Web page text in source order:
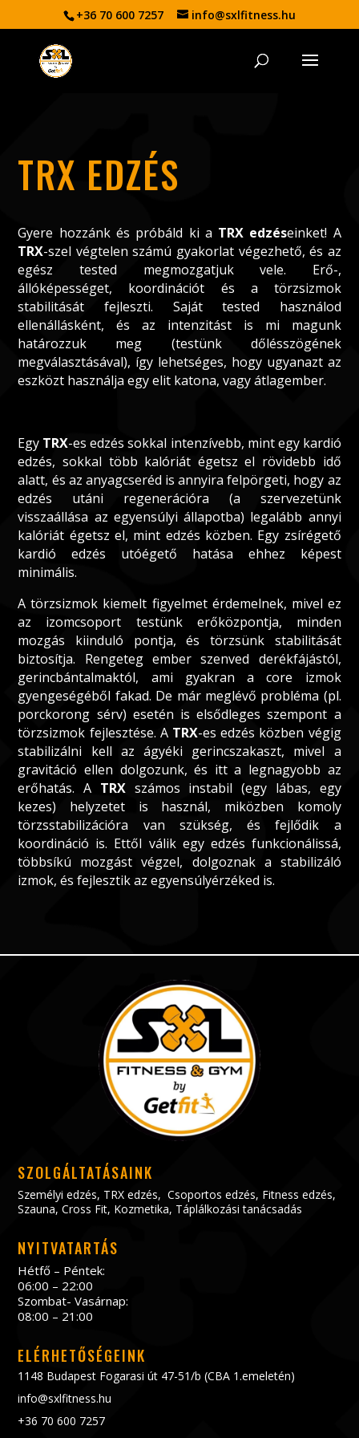
+36 70 600 7257 info@sxlfitness.hu
TRX EDZÉS
Gyere hozzánk és próbáld ki a TRX edzéseinket! A
TRX-szel végtelen számú gyakorlat végezhető, és az
egész tested megmozgatjuk vele. Erő-,
állóképességet, koordinációt és a törzsizmok
stabilitását fejleszti. Saját tested használod
ellenállásként, és az intenzitást is mi magunk
határozzuk meg (testünk dőlésszögének
megválasztásával), így lehetséges, hogy ugyanazt az
eszközt használja egy elit katona, vagy átlagember.
Egy TRX-es edzés sokkal intenzívebb, mint egy kardió
edzés, sokkal több kalóriát égetsz el rövidebb idő
alatt, és az anyagcseréd is annyira felpörgeti, hogy az
edzés utáni regenerációra (a szervezetünk
visszaállása az egyensúlyi állapotba) legalább annyi
kalóriát égetsz el, mint edzés közben. Egy zsírégető
kardió edzés utóégető hatása ehhez képest
minimális.
A törzsizmok kiemelt figyelmet érdemelnek, mivel ez
az izomcsoport testünk erőközpontja, minden
mozgás kiinduló pontja, és törzsünk stabilitását
biztosítja. Rengeteg ember szenved derékfájástól,
gerincbántalmaktól, ami gyakran a core izmok
gyengeségéből fakad. De már meglévő probléma (pl.
porckorong sérv) esetén is elsődleges szempont a
törzsizmok fejlesztése. A TRX-es edzés közben végig
stabilizálni kell az ágyéki gerincszakaszt, mivel a
gravitáció ellen dolgozunk, és itt a legnagyobb az
erőhatás. A TRXszámos instabil (egy lábas, egy
kezes) helyzetet is használ, miközben komoly
törzsstabilizációra van szükség, és fejlődik a
koordináció is. Ettől válik egy edzés funkcionálissá,
többsíkú mozgást végzel, dolgoznak a stabilizáló
izmok, és fejlesztik az egyensúlyérzéked is.
SZOLGÁLTATÁSAINK
Személyi edzés, TRX edzés,Csoportos edzés, Fitness edzés,
Szauna,Cross Fit, Kozmetika, Táplálkozási tanácsadás
NYITVATARTÁS
Hétfő – Péntek:
06:00 – 22:00
Szombat- Vasárnap:
08:00 – 21:00
ELÉRHETŐSÉGEINK
1148 Budapest Fogarasi út 47-51/b (CBA 1.emeletén)
info@sxlfitness.hu
+36 70 600 7257